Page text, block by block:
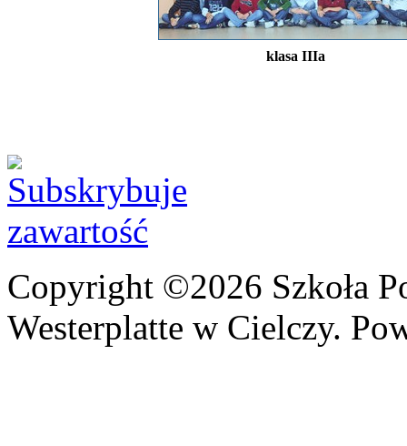
klasa IIIa
Copyright ©2026 Szkoła
Westerplatte w Cielczy.